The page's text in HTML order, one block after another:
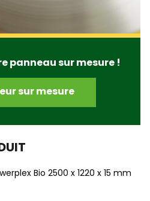
panneau sur mesure !
sur mesure
Bio 2500 x 1220 x 15 mm